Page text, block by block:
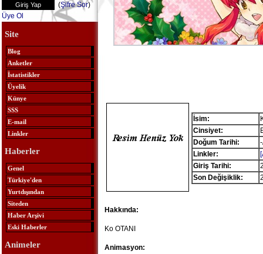
(Şifre Sor)
Üye Ol
Site
Blog
Anketler
İstatistikler
Üyelik
Künye
SSS
E-mail
Linkler
Haberler
Genel
Türkiye'den
Yurtdışından
Siteden
Haber Arşivi
Eski Haberler
Animeler
İsim:
Cinsiyet:
Doğum Tarihi:
Linkler:
Giriş Tarihi:
Son Değişiklik:
Hakkında:
Ko OTANI
Animasyon: